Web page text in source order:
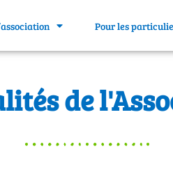
Pour les
de